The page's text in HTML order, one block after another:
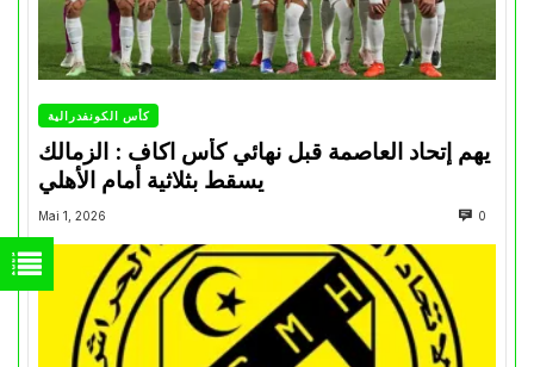
كأس الكونفدرالية
يهم إتحاد العاصمة قبل نهائي كأس اكاف : الزمالك
Mai 1, 2026 0